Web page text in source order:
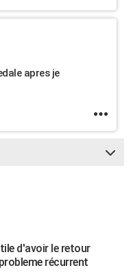
apres je
d'avoir le retour
récurrent